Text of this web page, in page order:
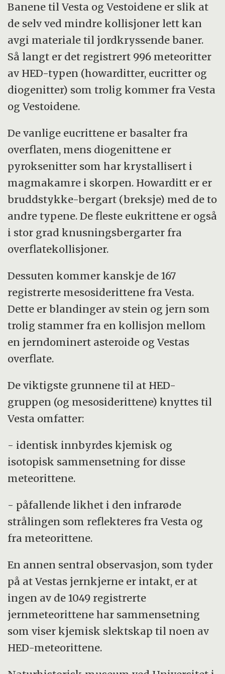
Banene til Vesta og Vestoidene er slik at
de selv ved mindre kollisjoner lett kan
avgi materiale til jordkryssende baner.
Så langt er det registrert 996 meteoritter
av HED-typen (howarditter, eucritter og
diogenitter) som trolig kommer fra Vesta
og Vestoidene.
De vanlige eucrittene er basalter fra
overflaten, mens diogenittene er
pyroksenitter som har krystallisert i
magmakamre i skorpen. Howarditt er er
bruddstykke-bergart (breksje) med de to
andre typene. De fleste eukrittene er også
i stor grad knusningsbergarter fra
overflatekollisjoner.
Dessuten kommer kanskje de 167
registrerte mesosiderittene fra Vesta.
Dette er blandinger av stein og jern som
trolig stammer fra en kollisjon mellom
en jerndominert asteroide og Vestas
overflate.
De viktigste grunnene til at HED-
gruppen (og mesosiderittene) knyttes til
Vesta omfatter:
- identisk innbyrdes kjemisk og
isotopisk sammensetning for disse
meteorittene.
- påfallende likhet i den infrarøde
strålingen som reflekteres fra Vesta og
fra meteorittene.
En annen sentral observasjon, som tyder
på at Vestas jernkjerne er intakt, er at
ingen av de 1049 registrerte
jernmeteorittene har sammensetning
som viser kjemisk slektskap til noen av
HED-meteorittene.